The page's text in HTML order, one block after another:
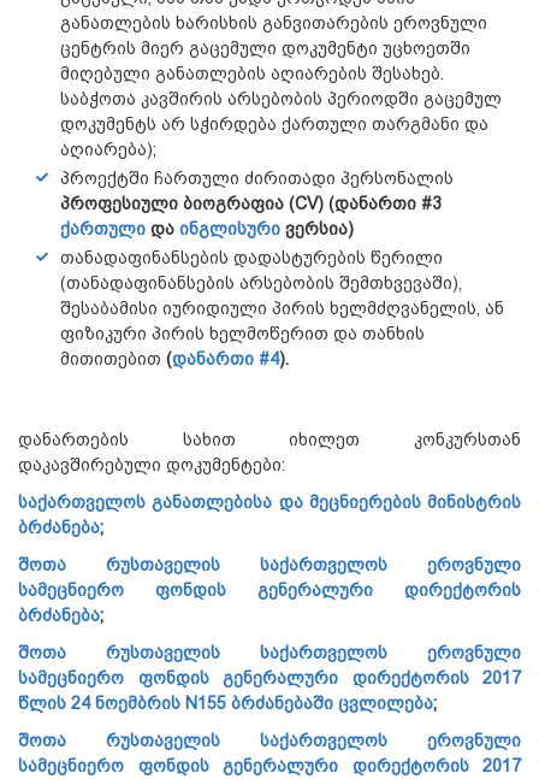
განათლების ხარისხის განვითარების ეროვნული
ცენტრის მიერ გაცემული დოკუმენტი უცხოეთში
მიღებული განათლების აღიარების შესახებ.
საბჭოთა კავშირის არსებობის პერიოდში გაცემულ
დოკუმენტს არ სჭირდება ქართული თარგმანი და
აღიარება);
პროექტში ჩართული ძირითადი პერსონალის
პროფესიული ბიოგრაფია (CV) (დანართი #3
ქართული და ინგლისური ვერსია)
თანადაფინანსების დადასტურების წერილი
(თანადაფინანსების არსებობის შემთხვევაში),
შესაბამისი იურიდიული პირის ხელმძღვანელის, ან
ფიზიკური პირის ხელმოწერით და თანხის
მითითებით (დანართი #4).
დანართების სახით იხილეთ კონკურსთან
დაკავშირებული დოკუმენტები:
საქართველოს განათლებისა და მეცნიერების მინისტრის
ბრძანება;
შოთა რუსთაველის საქართველოს ეროვნული
სამეცნიერო ფონდის გენერალური დირექტორის
ბრძანება;
შოთა რუსთაველის საქართველოს ეროვნული
სამეცნიერო ფონდის გენერალური დირექტორის 2017
წლის 24 ნოემბრის N155 ბრძანებაში ცვლილება;
შოთა რუსთაველის საქართველოს ეროვნული
სამეცნიერო ფონდის გენერალური დირექტორის 2017